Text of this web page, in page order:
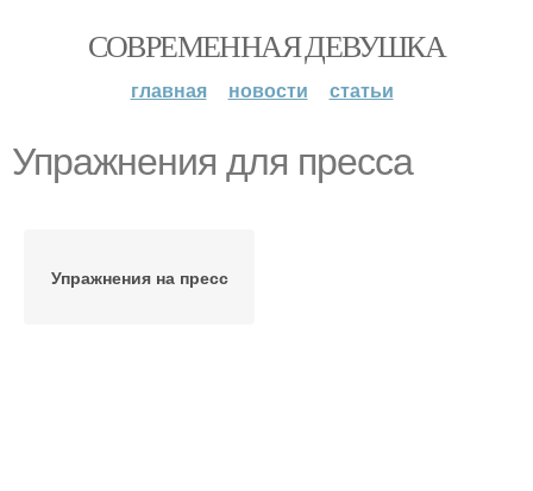
СОВРЕМЕННАЯ ДЕВУШКА
главная новости статьи
Упражнения для пресса
Упражнения на пресс